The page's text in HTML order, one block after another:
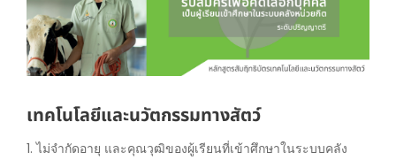
เทคโนโลยีและนวัตกรรมทางสัตว์
1. ไม่จำกัดอายุ และคุณวุฒิของผู้เรียนที่เข้าศึกษาในระบบคลัง